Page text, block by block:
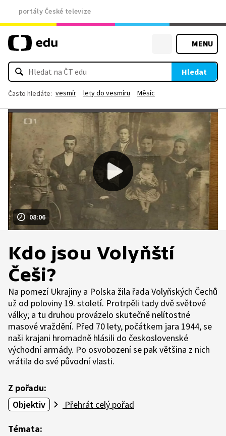
portály České televize
MENU
Hledat
Často hledáte: vesmír lety do vesmíru Měsíc
08:06
Kdo jsou Volyňští
Češi?
Na pomezí Ukrajiny a Polska žila řada Volyňských Čechů
už od poloviny 19. století. Protrpěli tady dvě světové
války; a tu druhou provázelo skutečně nelítostné
masové vraždění. Před 70 lety, počátkem jara 1944, se
naši krajani hromadně hlásili do československé
východní armády. Po osvobození se pak většina z nich
vrátila do své původní vlasti.
Z pořadu:
Objektiv
Přehrát celý pořad
Témata: